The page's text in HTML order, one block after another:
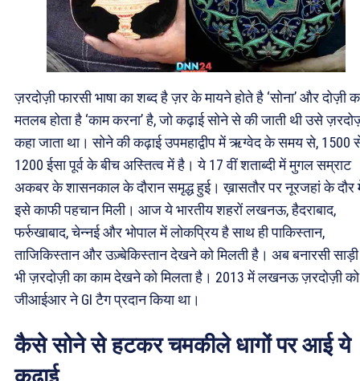
ज़रदोज़ी फारसी भाषा का शब्द है ज़र के मायने होते है ‘सोना’ और दोज़ी
मतलब होता है ‘काम करना’ है, जो कढ़ाई सोने से की जाती थी उसे
कहा जाता था। सोने की कढ़ाई उपमहाद्वीप में ऋग्वेद के समय से, 1500
1200 ईसा पूर्व के बीच अस्तित्व में है। ये 17 वीं शताब्दी में मुगल सम्राट
अकबर के शासनकाल के दौरान समृद्ध हुई। ख़ासतौर पर नूरजहां के दौर
इसे काफी पहचान मिली। आज ये भारतीय शहरों लखनऊ, हैदराबाद,
फर्रुखाबाद, चेन्नई और भोपाल में लोकप्रिय है साथ ही पाकिस्तान,
ताजिकिस्तान और उज़्बेकिस्तान देखने को मिलती है। अब बनारसी
भी ज़रदोज़ी का काम देखने को मिलता है। 2013 में लखनऊ ज़रदोज़ी को
जीआईआर ने GI टैग प्रदान किया था।
कैसे सोने से हटकर चमकीले धागों पर आई ये